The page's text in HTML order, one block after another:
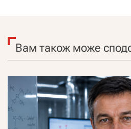
Вам також може